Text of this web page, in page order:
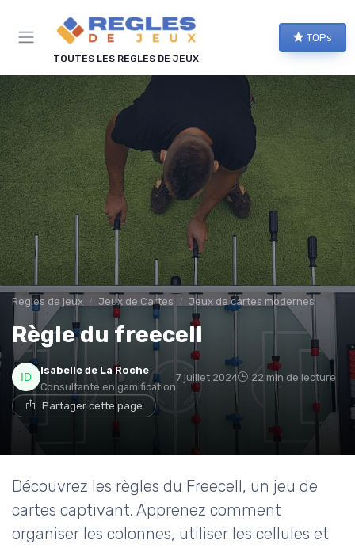
TOUTES LES REGLES DE JEUX
TOPs
Regles de jeux Jeux de Cartes Jeux de cartes modernes
Règle du freecell
Isabelle de La Roche
Consultante en gamification
7 juillet 2024 22 min de lecture
Partager cette page
Découvrez les règles du Freecell, un jeu de
cartes captivant. Apprenez comment
organiser les colonnes, utiliser les cellules et